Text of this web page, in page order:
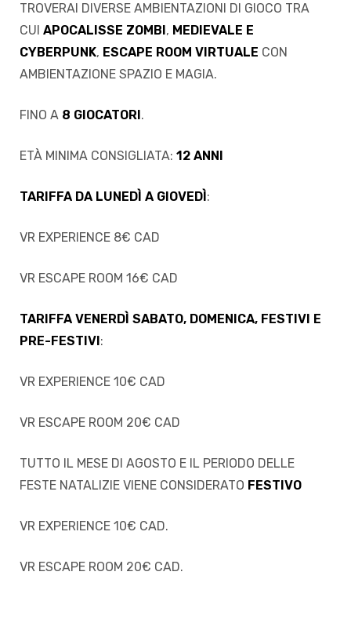
TROVERAI DIVERSE AMBIENTAZIONI DI GIOCO TRA
CUI APOCALISSE ZOMBI , MEDIEVALE E
CYBERPUNK, ESCAPE ROOM VIRTUALE CON
AMBIENTAZIONE SPAZIO E MAGIA.
FINO A 8 GIOCATORI .
ETÀ MINIMA CONSIGLIATA: 12 ANNI
TARIFFA DA LUNEDÌ A GIOVED :
VR EXPERIENCE 8€ CAD
VR ESCAPE ROOM 16€ CAD
TARIFFA VENERD SABATO, DOMENICA, FESTIVI E
PRE-FESTIVI :
VR EXPERIENCE 10€ CAD
VR ESCAPE ROOM 20€ CAD
TUTTO IL MESE DI AGOSTO E IL PERIODO DELLE
FESTE NATALIZIE VIENE CONSIDERATO FESTIVO
VR EXPERIENCE 10€ CAD.
VR ESCAPE ROOM 20€ CAD.